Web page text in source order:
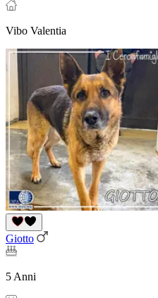
Vibo Valentia
Giotto
5 Anni